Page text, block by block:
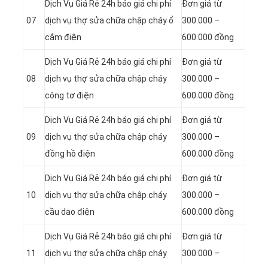
07
Dịch Vụ Giá Rẻ 24h báo giá chi phí
dịch vụ thợ sửa chữa chập cháy ổ
cắm điện
Đơn giá từ
300.000 –
600.000 đồng
08
Dịch Vụ Giá Rẻ 24h báo giá chi phí
dịch vụ thợ sửa chữa chập cháy
công tơ điện
Đơn giá từ
300.000 –
600.000 đồng
09
Dịch Vụ Giá Rẻ 24h báo giá chi phí
dịch vụ thợ sửa chữa chập cháy
đồng hồ điện
Đơn giá từ
300.000 –
600.000 đồng
10
Dịch Vụ Giá Rẻ 24h báo giá chi phí
dịch vụ thợ sửa chữa chập cháy
cầu dao điện
Đơn giá từ
300.000 –
600.000 đồng
11
Dịch Vụ Giá Rẻ 24h báo giá chi phí
dịch vụ thợ sửa chữa chập cháy
Đơn giá từ
300.000 –